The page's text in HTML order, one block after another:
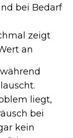
bei Bedarf
zeigt
an
liegt,
bei
kein